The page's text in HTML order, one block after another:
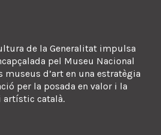
de la Generalitat impulsa
pel Museu Nacional
d’art en una estratègia
per la posada en valor i la
català.